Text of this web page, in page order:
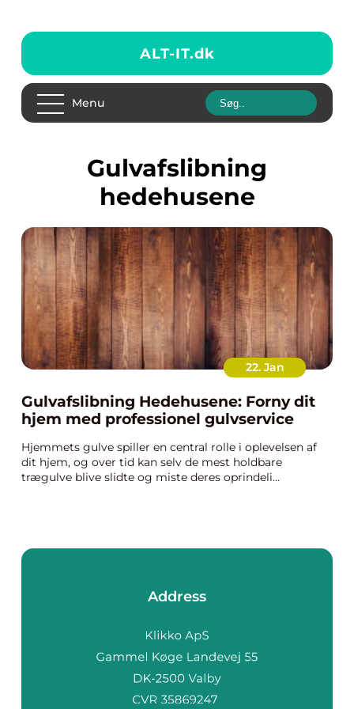
ALT-IT.dk
Menu
gulvafslibning
hedehusene
22. Jan
Gulvafslibning Hedehusene: Forny dit
hjem med professionel gulvservice
Hjemmets gulve spiller en central rolle i oplevelsen af
dit hjem, og over tid kan selv de mest holdbare
trægulve blive slidte og miste deres oprindeli...
Address